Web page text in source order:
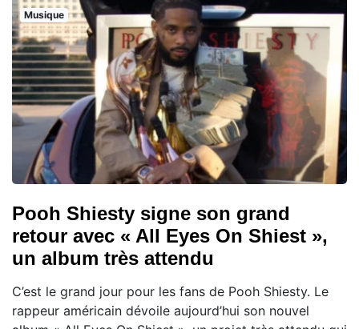
Musique
Pooh Shiesty signe son grand
retour avec « All Eyes On Shiest »,
un album très attendu
C’est le grand jour pour les fans de Pooh Shiesty. Le
rappeur américain dévoile aujourd’hui son nouvel